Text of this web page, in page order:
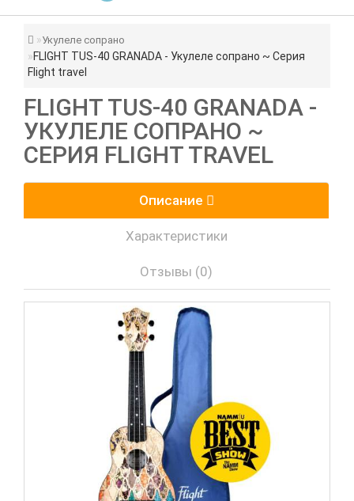
Укулеле сопрано
FLIGHT TUS-40 GRANADA - Укулеле сопрано ~ Серия
Flight travel
FLIGHT TUS-40 GRANADA -
УКУЛЕЛЕ СОПРАНО ~
СЕРИЯ FLIGHT TRAVEL
Описание
Характеристики
Отзывы (0)